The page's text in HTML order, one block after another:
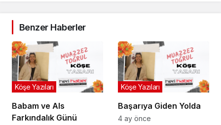
Benzer Haberler
Babam ve Als
Farkındalık Günü
Köşe Yazıları
Başarıya Giden Yolda
Köşe Yazıları
4 ay önce